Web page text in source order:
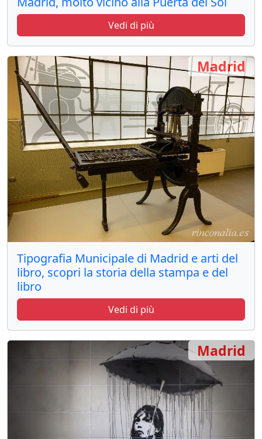
Vedi di più
Tipografia Municipale di Madrid e arti del
libro, scopri la storia della stampa e del
libro
Vedi di più
Madrid
Madrid